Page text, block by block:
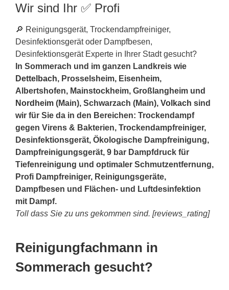
Wir sind Ihr ✅ Profi
🔎 Reinigungsgerät, Trockendampfreiniger,
Desinfektionsgerät oder Dampfbesen,
Desinfektionsgerät Experte in Ihrer Stadt gesucht?
In Sommerach und im ganzen Landkreis wie
Dettelbach, Prosselsheim, Eisenheim,
Albertshofen, Mainstockheim, Großlangheim und
Nordheim (Main), Schwarzach (Main), Volkach sind
wir für Sie da in den Bereichen: Trockendampf
gegen Virens & Bakterien, Trockendampfreiniger,
Desinfektionsgerät, Ökologische Dampfreinigung,
Dampfreinigungsgerät, 9 bar Dampfdruck für
Tiefenreinigung und optimaler Schmutzentfernung,
Profi Dampfreiniger, Reinigungsgeräte,
Dampfbesen und Flächen- und Luftdesinfektion
mit Dampf.
Toll dass Sie zu uns gekommen sind. [reviews_rating]
Reinigungfachmann in
Sommerach gesucht?